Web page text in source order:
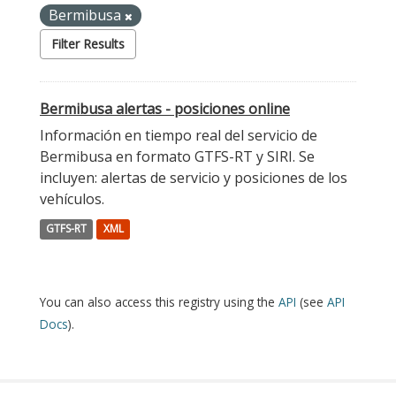
Bermibusa
Filter Results
Bermibusa alertas - posiciones online
Información en tiempo real del servicio de
Bermibusa en formato GTFS-RT y SIRI. Se
incluyen: alertas de servicio y posiciones de los
vehículos.
GTFS-RT XML
You can also access this registry using the API (see API
Docs).